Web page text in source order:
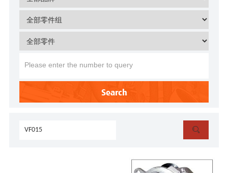
Search
